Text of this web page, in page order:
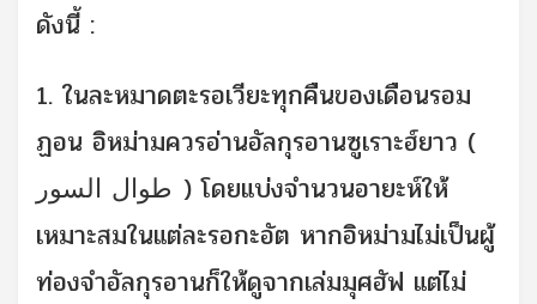
ดังนี้ :
1. ในละหมาดตะรอเวียะทุกคืนของเดือนรอม
ฏอน อิหม่ามควรอ่านอัลกุรอานซูเราะฮ์ยาว (
طوال السور ) โดยแบ่งจำนวนอายะห์ให้
เหมาะสมในแต่ละรอกะอัต หากอิหม่ามไม่เป็นผู้
ท่องจำอัลกุรอานก็ให้ดูจากเล่มมุศฮัฟ แต่ไม่